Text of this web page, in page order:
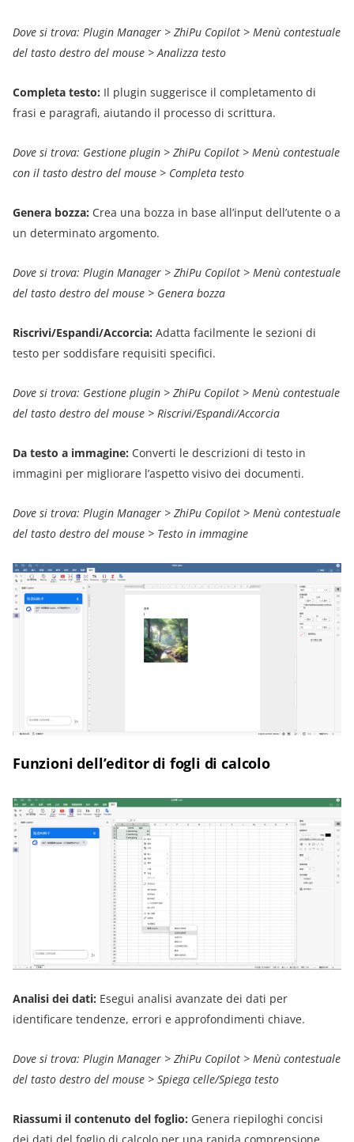
Dove si trova: Plugin Manager > ZhiPu Copilot > Menù contestuale
del tasto destro del mouse > Analizza testo
Completa testo: Il plugin suggerisce il completamento di
frasi e paragrafi, aiutando il processo di scrittura.
Dove si trova: Gestione plugin > ZhiPu Copilot > Menù contestuale
con il tasto destro del mouse > Completa testo
Genera bozza: Crea una bozza in base all’input dell’utente o a
un determinato argomento.
Dove si trova: Plugin Manager > ZhiPu Copilot > Menù contestuale
del tasto destro del mouse > Genera bozza
Riscrivi/Espandi/Accorcia: Adatta facilmente le sezioni di
testo per soddisfare requisiti specifici.
Dove si trova: Gestione plugin > ZhiPu Copilot > Menù contestuale
del tasto destro del mouse > Riscrivi/Espandi/Accorcia
Da testo a immagine: Converti le descrizioni di testo in
immagini per migliorare l’aspetto visivo dei documenti.
Dove si trova: Plugin Manager > ZhiPu Copilot > Menù contestuale
del tasto destro del mouse > Testo in immagine
Funzioni dell’editor di fogli di calcolo
Analisi dei dati: Esegui analisi avanzate dei dati per
identificare tendenze, errori e approfondimenti chiave.
Dove si trova: Plugin Manager > ZhiPu Copilot > Menù contestuale
del tasto destro del mouse > Spiega celle/Spiega testo
Riassumi il contenuto del foglio: Genera riepiloghi concisi